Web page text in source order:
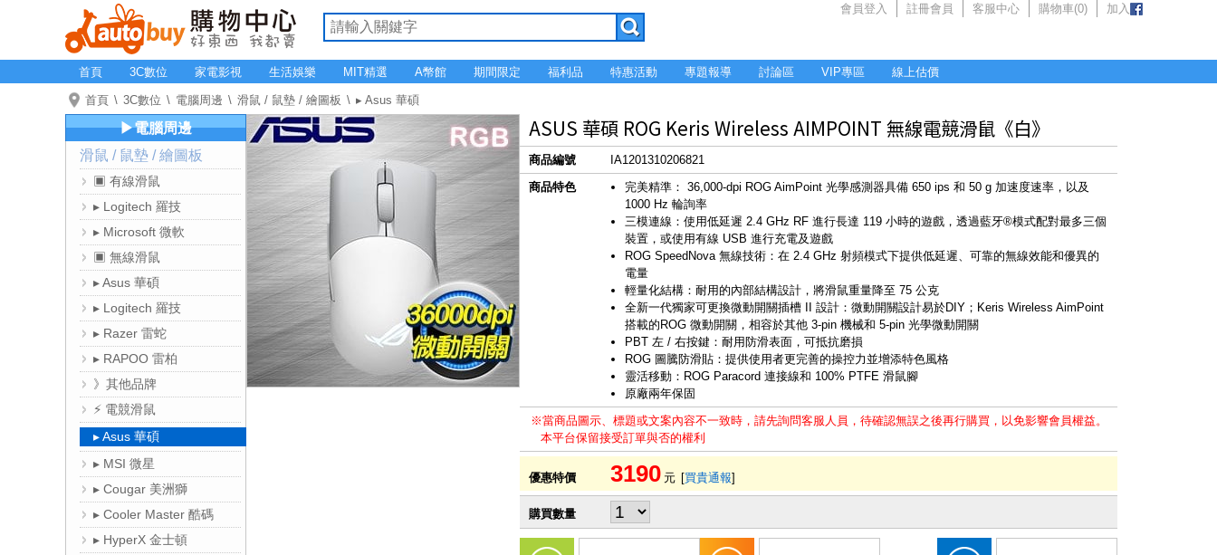
會員登入 註冊會員 客服中心 購物車(0) 加入
首頁 3C數位 家電影視 生活娛樂 MIT精選 A幣館 期間限定 福利品 特惠活動 專題報導 討論區 VIP專區 線上估價
首頁 3C數位 電腦周邊 滑鼠 / 鼠墊 / 繪圖板 ▸ Asus 華碩
ASUS 華碩 ROG Keris Wireless AIMPOINT 無線電競滑鼠《白》
商品編號
IA1201310206821
商品特色
完美精準： 36,000‑dpi ROG AimPoint 光學感測器具備 650 ips 和 50 g 加速度速率，以及
1000 Hz 輪詢率
三模連線：使用低延遲 2.4 GHz RF 進行長達 119 小時的遊戲，透過藍牙®模式配對最多三個
裝置，或使用有線 USB 進行充電及遊戲
ROG SpeedNova 無線技術：在 2.4 GHz 射頻模式下提供低延遲、可靠的無線效能和優異的
電量
輕量化結構：耐用的內部結構設計，將滑鼠重量降至 75 公克
全新一代獨家可更換微動開關插槽 II 設計：微動開關設計易於DIY；Keris Wireless AimPoint
搭載的ROG 微動開關，相容於其他 3-pin 機械和 5-pin 光學微動開關
PBT 左 / 右按鍵：耐用防滑表面，可抵抗磨損
ROG 圖騰防滑貼：提供使用者更完善的操控力並增添特色風格
靈活移動：ROG Paracord 連接線和 100% PTFE 滑鼠腳
原廠兩年保固
※當商品圖示、標題或文案內容不一致時，請先詢問客服人員，待確認無誤之後再行購買，以免影響會員權益。
本平台保留接受訂單與否的權利
優惠特價 3190 元 [買貴通報]
購買數量
▶電腦周邊
滑鼠 / 鼠墊 / 繪圖板
▣ 有線滑鼠
▸ Logitech 羅技
▸ Microsoft 微軟
▣ 無線滑鼠
▸ Asus 華碩
▸ Logitech 羅技
▸ Razer 雷蛇
▸ RAPOO 雷柏
》其他品牌
⚡ 電競滑鼠
▸ Asus 華碩
▸ MSI 微星
▸ Cougar 美洲獅
▸ Cooler Master 酷碼
▸ HyperX 金士頓